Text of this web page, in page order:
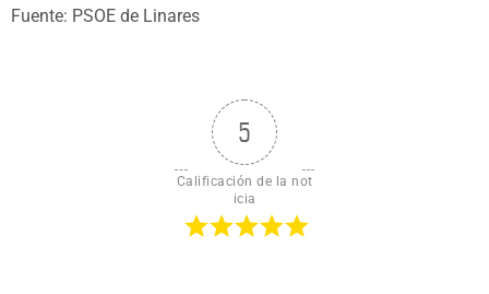
Fuente: PSOE de Linares
5
Calificación de la not
icia